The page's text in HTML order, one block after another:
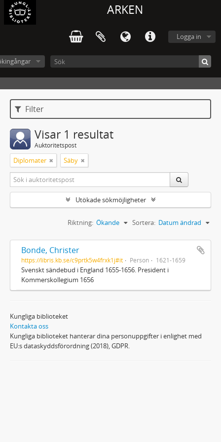
ARKEN
Logga in
Filter
Visar 1 resultat
Auktoritetspost
Diplomater Säby
Utökade sökmöjligheter
Sortera: Datum ändrad
Riktning: Ökande
Bonde, Christer
https://libris.kb.se/c9prtk5w4frxk1j#it Person 1621-1659
Svenskt sändebud i England 1655-1656. President i
Kommerskollegium 1656
Kungliga biblioteket
Kontakta oss
Kungliga biblioteket hanterar dina personuppgifter i enlighet med
EU:s dataskyddsförordning (2018), GDPR.